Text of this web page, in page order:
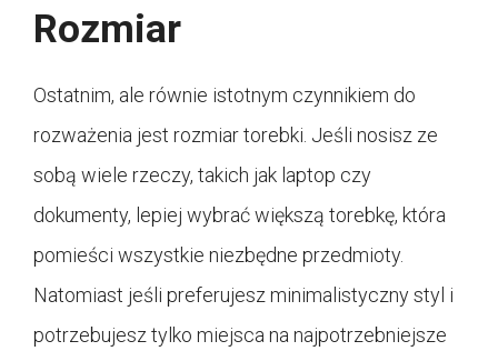
Rozmiar
Ostatnim, ale równie istotnym czynnikiem do
rozważenia jest rozmiar torebki. Jeśli nosisz ze
sobą wiele rzeczy, takich jak laptop czy
dokumenty, lepiej wybrać większą torebkę, która
pomieści wszystkie niezbędne przedmioty.
Natomiast jeśli preferujesz minimalistyczny styl i
potrzebujesz tylko miejsca na najpotrzebniejsze